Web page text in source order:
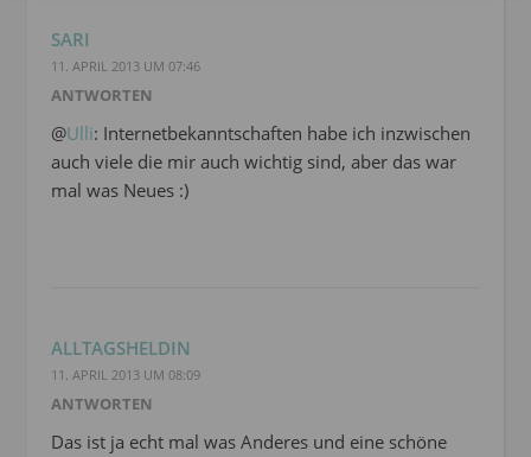
SARI
11. APRIL 2013 UM 07:46
ANTWORTEN
@Ulli: Internetbekanntschaften habe ich inzwischen
auch viele die mir auch wichtig sind, aber das war
mal was Neues :)
ALLTAGSHELDIN
11. APRIL 2013 UM 08:09
ANTWORTEN
Das ist ja echt mal was Anderes und eine schöne